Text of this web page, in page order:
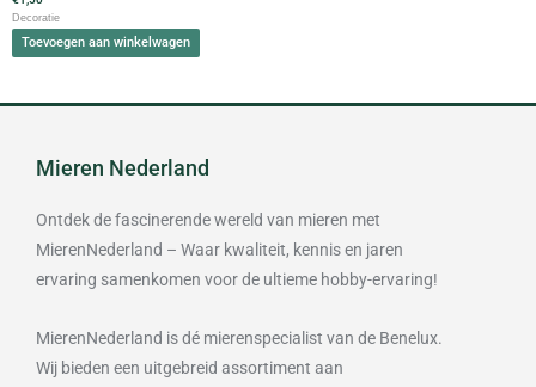
Decoratie
Toevoegen aan winkelwagen
Mieren Nederland
Ontdek de fascinerende wereld van mieren met
MierenNederland – Waar kwaliteit, kennis en jaren
ervaring samenkomen voor de ultieme hobby-ervaring!
MierenNederland is dé mierenspecialist van de Benelux.
Wij bieden een uitgebreid assortiment aan